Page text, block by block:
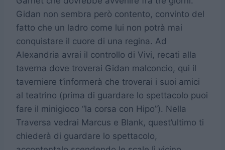
Gidan non sembra però contento, convinto del
fatto che un ladro come lui non potrà mai
conquistare il cuore di una regina. Ad
Alexandria avrai il controllo di Vivi, recati alla
taverna dove troverai Gidan malconcio, qui il
taverniere t’informerà che troverai i suoi amici
al teatrino (prima di guardare lo spettacolo puoi
fare il minigioco “la corsa con Hipo”). Nella
Traversa vedrai Marcus e Blank, quest’ultimo ti
chiederà di guardare lo spettacolo,